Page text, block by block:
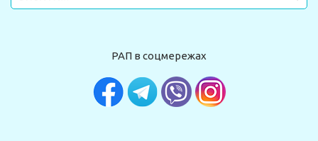
РАП в соцмережах